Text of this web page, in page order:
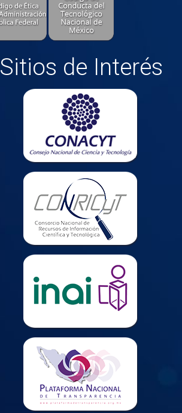
Sitios de Interés